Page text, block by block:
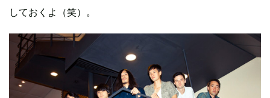
しておくよ（笑）。